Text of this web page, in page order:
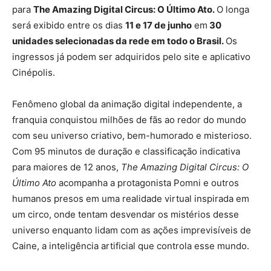
para The Amazing Digital Circus: O Último Ato. O longa
será exibido entre os dias 11 e 17 de junho em 30
unidades selecionadas da rede em todo o Brasil. Os
ingressos já podem ser adquiridos pelo site e aplicativo
Cinépolis.
Fenômeno global da animação digital independente, a
franquia conquistou milhões de fãs ao redor do mundo
com seu universo criativo, bem-humorado e misterioso.
Com 95 minutos de duração e classificação indicativa
para maiores de 12 anos, The Amazing Digital Circus: O
Último Ato acompanha a protagonista Pomni e outros
humanos presos em uma realidade virtual inspirada em
um circo, onde tentam desvendar os mistérios desse
universo enquanto lidam com as ações imprevisíveis de
Caine, a inteligência artificial que controla esse mundo.